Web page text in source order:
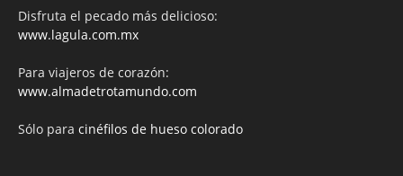
Disfruta el pecado más delicioso:
www.lagula.com.mx
Para viajeros de corazón:
www.almadetrotamundo.com
Sólo para cinéfilos de hueso colorado